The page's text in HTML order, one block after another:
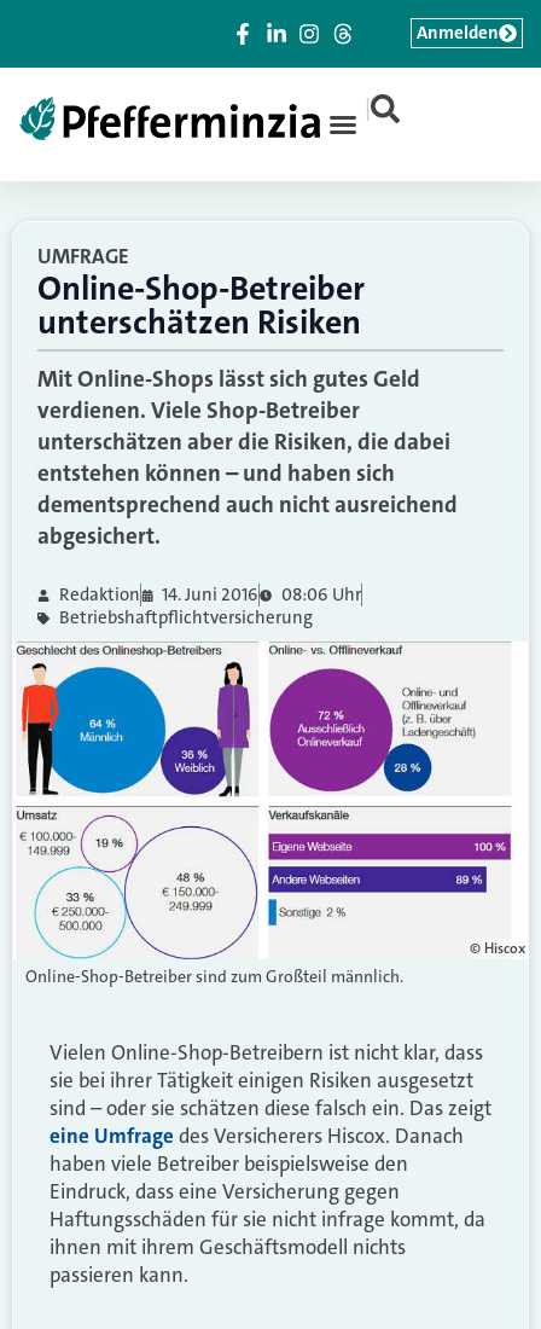
|
Anmelden
UMFRAGE
Online-Shop-Betreiber
unterschätzen Risiken
Mit Online-Shops lässt sich gutes Geld
verdienen. Viele Shop-Betreiber
unterschätzen aber die Risiken, die dabei
entstehen können – und haben sich
dementsprechend auch nicht ausreichend
abgesichert.
Redaktion 14. Juni 2016
08:06 Uhr
Betriebshaftpflichtversicherung
© Hiscox
Online-Shop-Betreiber sind zum Großteil männlich.
Vielen Online-Shop-Betreibern ist nicht klar, dass
sie bei ihrer Tätigkeit einigen Risiken ausgesetzt
sind – oder sie schätzen diese falsch ein. Das zeigt
eine Umfrage des Versicherers Hiscox. Danach
haben viele Betreiber beispielsweise den
Eindruck, dass eine Versicherung gegen
Haftungsschäden für sie nicht infrage kommt, da
ihnen mit ihrem Geschäftsmodell nichts
passieren kann.